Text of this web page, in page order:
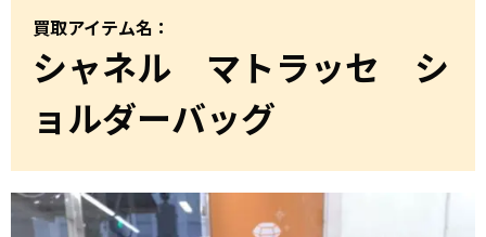
買取アイテム名：
シャネル マトラッセ シ
ョルダーバッグ